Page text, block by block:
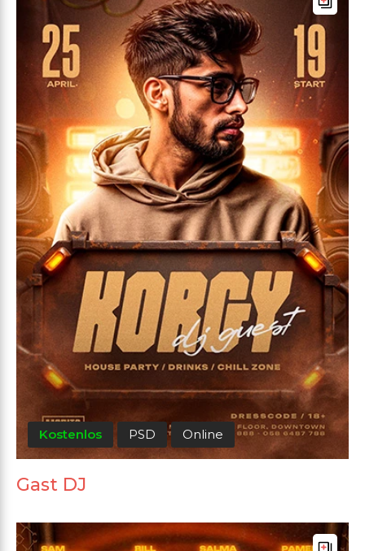
Kostenlos PSD Online
Gast DJ